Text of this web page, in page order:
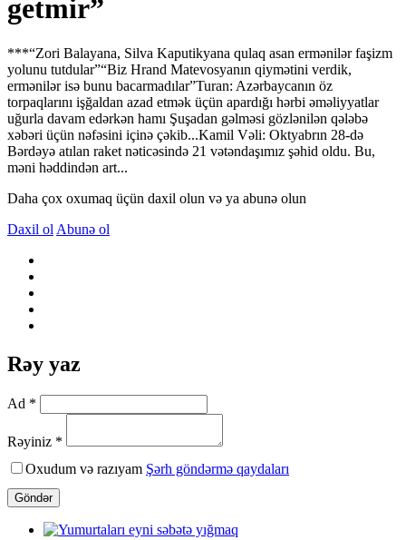
getmir”
***“Zori Balayana, Silva Kaputikyana qulaq asan ermənilər faşizm
yolunu tutdular”“Biz Hrand Matevosyanın qiymətini verdik,
ermənilər isə bunu bacarmadılar”Turan: Azərbaycanın öz
torpaqlarını işğaldan azad etmək üçün apardığı hərbi əməliyyatlar
uğurla davam edərkən hamı Şuşadan gəlməsi gözlənilən qələbə
xəbəri üçün nəfəsini içinə çəkib...Kamil Vəli: Oktyabrın 28-də
Bərdəyə atılan raket nəticəsində 21 vətəndaşımız şəhid oldu. Bu,
məni həddindən art...
Daha çox oxumaq üçün daxil olun və ya abunə olun
Daxil ol Abunə ol
Rəy yaz
Ad *
Rəyiniz *
Oxudum və razıyam Şərh göndərmə qaydaları
Göndər